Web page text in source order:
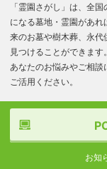
「霊園さがし」は、全
になる墓地・霊園があ
来のお墓や樹木葬、永代
見つけることができます
あなたのお悩みやご相
ご活用ください。
お知